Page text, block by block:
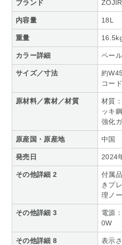
ブランド
内容量 18L
重量
カラー詳細 ペー
サイズ／寸法
約
コー
原材料／素材／材質
材質
ッキ
強化
原産国・原産地 中国
発売日 2024
その他詳細 2
付属
きプ
理ノ
その他詳細 3
電源
0W
その他詳細 8
表示